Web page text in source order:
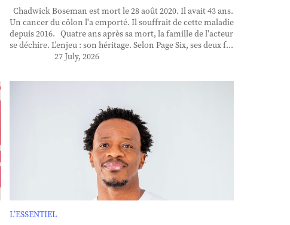
Chadwick Boseman est mort le 28 août 2020. Il avait 43 ans.
Un cancer du côlon l'a emporté. Il souffrait de cette maladie
depuis 2016. Quatre ans après sa mort, la famille de l'acteur
se déchire. L'enjeu : son héritage. Selon Page Six, ses deux f...
27 July, 2026
L’ESSENTIEL